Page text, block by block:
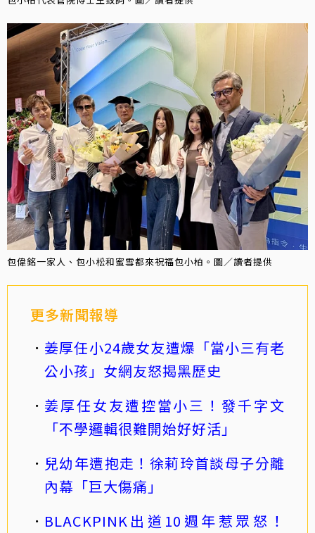
包偉銘一家人、包小松和蜜雪都來祝福包小柏。圖／讀者提供
更多新聞報導
姜厚任小24歲女友遭爆「當小三有老
公小孩」女網友怒揭黑歷史
姜厚任女友遭控當小三！發千字文
「不學邏輯很難開始好好活」
兒幼年遭抱走！徐莉玲首談母子分離
內幕「巨大傷痛」
BLACKPINK出道10週年惹眾怒！